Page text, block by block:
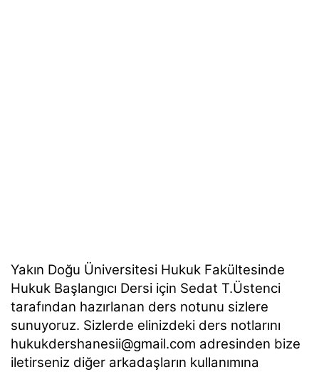
Yakın Doğu Üniversitesi Hukuk Fakültesinde
Hukuk Başlangıcı Dersi için Sedat T.Üstenci
tarafından hazırlanan ders notunu sizlere
sunuyoruz. Sizlerde elinizdeki ders notlarını
hukukdershanesii@gmail.com adresinden bize
iletirseniz diğer arkadaşların kullanımına